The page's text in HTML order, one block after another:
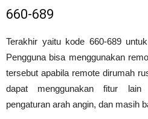
660-689
Terakhir yaitu kode 660-689
Pengguna bisa menggunakan
tersebut apabila remote dirumah
dapat menggunakan fitur lain
pengaturan arah angin, dan masih